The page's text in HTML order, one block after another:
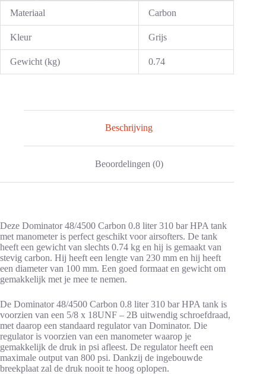
Materiaal
Carbon
Kleur Grijs
Gewicht (kg) 0.74
Beschrijving
Beoordelingen (0)
Deze Dominator 48/4500 Carbon 0.8 liter 310 bar HPA tank
met manometer is perfect geschikt voor airsofters. De tank
heeft een gewicht van slechts 0.74 kg en hij is gemaakt van
stevig carbon. Hij heeft een lengte van 230 mm en hij heeft
een diameter van 100 mm. Een goed formaat en gewicht om
gemakkelijk met je mee te nemen.
De Dominator 48/4500 Carbon 0.8 liter 310 bar HPA tank is
voorzien van een 5/8 x 18UNF – 2B uitwendig schroefdraad,
met daarop een standaard regulator van Dominator. Die
regulator is voorzien van een manometer waarop je
gemakkelijk de druk in psi afleest. De regulator heeft een
maximale output van 800 psi. Dankzij de ingebouwde
breekplaat zal de druk nooit te hoog oplopen.